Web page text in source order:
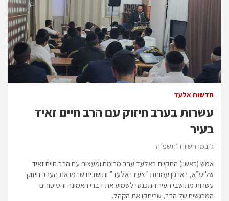
חדשות אלעד
עשרות בערב חיזוק עם הרב חיים זאיד
בעיר
ג׳ במרחשוון ה׳תשפ״ה
אמש (ראשון) התקיים באלעד ערב מרומם ומעצים עם הרב חיים זאיד
שליט”א, בארגון עמותת “צעירי אלעד” ותושבים שיזמו את הערב חיזוק.
עשרות מתושבי העיר התכנסו לשמוע את דברי האמונה והסיפורים
המרגשים של הרב, שריתקו את הקהל.